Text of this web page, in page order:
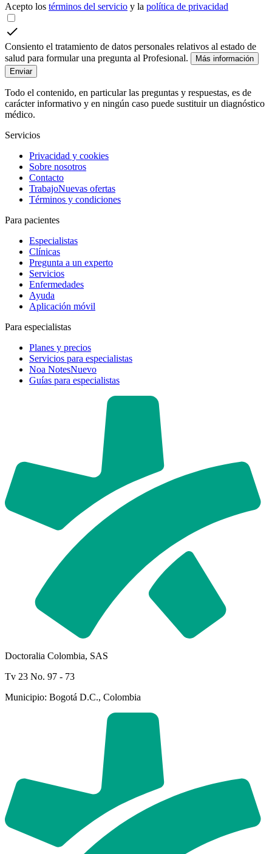
Acepto los términos del servicio y la política de privacidad
Consiento el tratamiento de datos personales relativos al estado de
salud para formular una pregunta al Profesional.
Más información
Enviar
Todo el contenido, en particular las preguntas y respuestas, es de
carácter informativo y en ningún caso puede sustituir un diagnóstico
médico.
Servicios
Privacidad y cookies
Sobre nosotros
Contacto
TrabajoNuevas ofertas
Términos y condiciones
Para pacientes
Especialistas
Clínicas
Pregunta a un experto
Servicios
Enfermedades
Ayuda
Aplicación móvil
Para especialistas
Planes y precios
Servicios para especialistas
Noa NotesNuevo
Guías para especialistas
Doctoralia Colombia, SAS
Tv 23 No. 97 - 73
Municipio: Bogotá D.C., Colombia